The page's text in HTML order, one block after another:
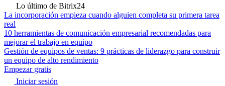
Lo último de Bitrix24
La incorporación empieza cuando alguien completa su primera tarea
real
10 herramientas de comunicación empresarial recomendadas para
mejorar el trabajo en equipo
Gestión de equipos de ventas: 9 prácticas de liderazgo para construir
un equipo de alto rendimiento
Empezar gratis
Iniciar sesión